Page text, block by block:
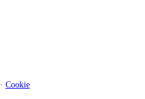
· Cookie